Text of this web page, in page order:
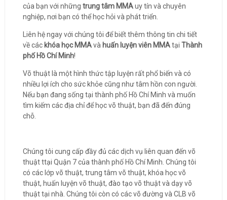
của bạn với những trung tâm MMAuy tín và chuyên
nghiệp, nơi bạn có thể học hỏi và phát triển.
Liên hệ ngay với chúng tôi để biết thêm thông tin chi tiết
về các khóa học MMAvà huấn luyện viên MMAtại Thành
phố Hồ Chí Minh!
Võ thuật là một hình thức tập luyện rất phổ biến và có
nhiều lợi ích cho sức khỏe cũng như tâm hồn con người.
Nếu bạn đang sống tại thành phố Hồ Chí Minh và muốn
tìm kiếm các địa chỉ để học võ thuật, bạn đã đến đúng
chỗ.
Chúng tôi cung cấp đầy đủ các dịch vụ liên quan đến võ
thuật ttại Quận 7 của thành phố Hồ Chí Minh. Chúng tôi
có các lớp võ thuật, trung tâm võ thuật, khóa học võ
thuật, huấn luyện võ thuật, đào tạo võ thuật và dạy võ
thuật tại nhà. Chúng tôi còn có các võ đường và CLB võ